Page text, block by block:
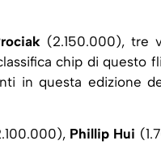
(2.150.000), tre
chip di questo
in questa edizione
Phillip Hui